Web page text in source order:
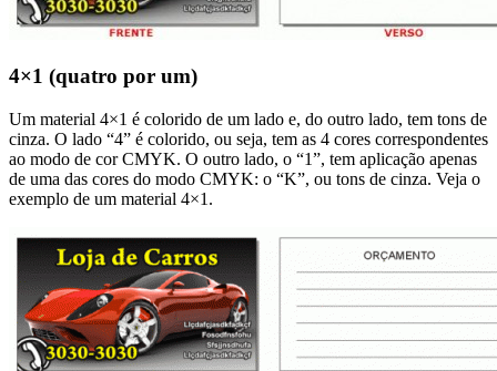
4×1 (quatro por um)
Um material 4×1 é colorido de um lado e, do outro lado, tem tons de
cinza. O lado “4” é colorido, ou seja, tem as 4 cores correspondentes
ao modo de cor CMYK. O outro lado, o “1”, tem aplicação apenas
de uma das cores do modo CMYK: o “K”, ou tons de cinza. Veja o
exemplo de um material 4×1.